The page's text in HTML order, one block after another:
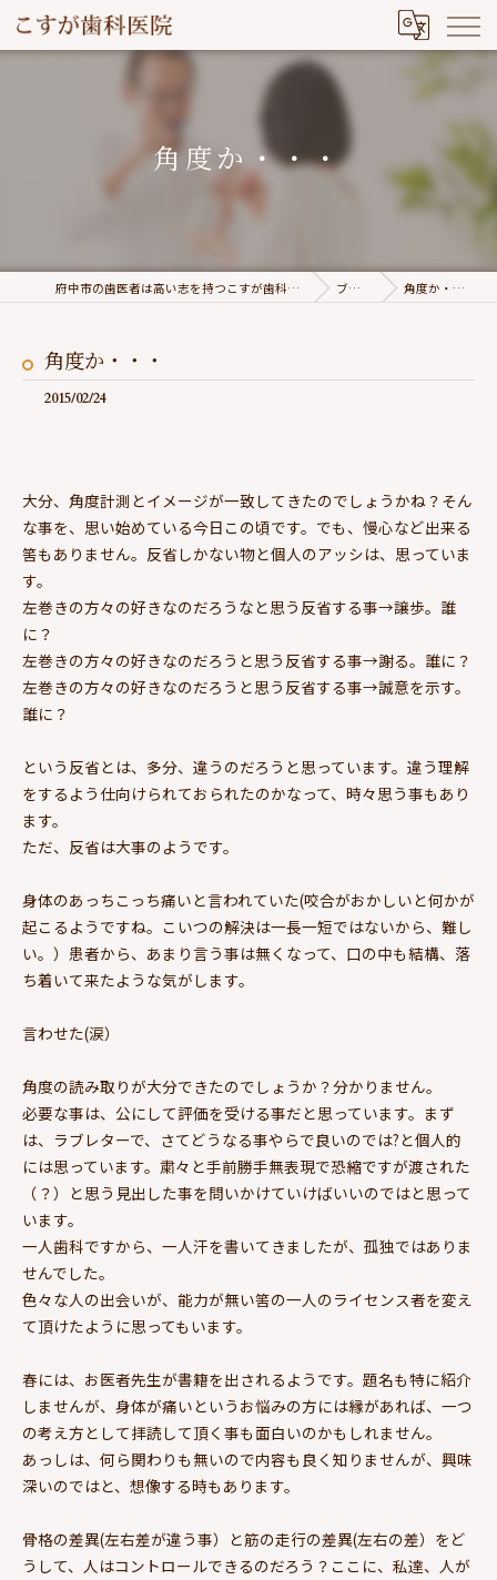
角度か・・・
府中市の歯医者は高い志を持つこすが歯科医院 ブログ 角度か・・・
角度か・・・
2015/02/24
大分、角度計測とイメージが一致してきたのでしょうかね？そん
な事を、思い始めている今日この頃です。でも、慢心など出来る
筈もありません。反省しかない物と個人のアッシは、思っていま
す。
左巻きの方々の好きなのだろうなと思う反省する事→譲歩。誰
に？
左巻きの方々の好きなのだろうと思う反省する事→謝る。誰に？
左巻きの方々の好きなのだろうと思う反省する事→誠意を示す。
誰に？
という反省とは、多分、違うのだろうと思っています。違う理解
をするよう仕向けられておられたのかなって、時々思う事もあり
ます。
ただ、反省は大事のようです。
身体のあっちこっち痛いと言われていた(咬合がおかしいと何かが
起こるようですね。こいつの解決は一長一短ではないから、難し
い。）患者から、あまり言う事は無くなって、口の中も結構、落
ち着いて来たような気がします。
言わせた(涙）
角度の読み取りが大分できたのでしょうか？分かりません。
必要な事は、公にして評価を受ける事だと思っています。まず
は、ラブレターで、さてどうなる事やらで良いのでは?と個人的
には思っています。粛々と手前勝手無表現で恐縮ですが渡された
（？）と思う見出した事を問いかけていけばいいのではと思って
います。
一人歯科ですから、一人汗を書いてきましたが、孤独ではありま
せんでした。
色々な人の出会いが、能力が無い筈の一人のライセンス者を変え
て頂けたように思ってもいます。
春には、お医者先生が書籍を出されるようです。題名も特に紹介
しませんが、身体が痛いというお悩みの方には縁があれば、一つ
の考え方として拝読して頂く事も面白いのかもしれません。
あっしは、何ら関わりも無いので内容も良く知りませんが、興味
深いのではと、想像する時もあります。
骨格の差異(左右差が違う事）と筋の走行の差異(左右の差）をど
うして、人はコントロールできるのだろう？ここに、私達、人が